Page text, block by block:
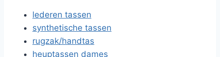
lederen tassen
synthetische tassen
rugzak/handtas
heuptassen dames